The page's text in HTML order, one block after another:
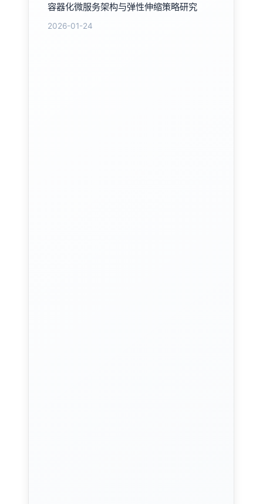
容器化微服务架构与弹性伸缩策略研究
2026-01-24